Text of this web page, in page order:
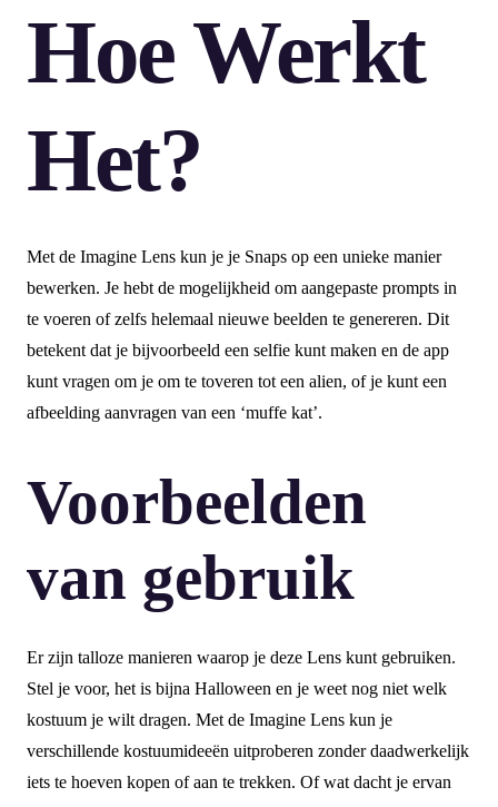
Hoe Werkt
Het?
Met de Imagine Lens kun je je Snaps op een unieke manier
bewerken. Je hebt de mogelijkheid om aangepaste prompts in
te voeren of zelfs helemaal nieuwe beelden te genereren. Dit
betekent dat je bijvoorbeeld een selfie kunt maken en de app
kunt vragen om je om te toveren tot een alien, of je kunt een
afbeelding aanvragen van een ‘muffe kat’.
Voorbeelden
van gebruik
Er zijn talloze manieren waarop je deze Lens kunt gebruiken.
Stel je voor, het is bijna Halloween en je weet nog niet welk
kostuum je wilt dragen. Met de Imagine Lens kun je
verschillende kostuumideeën uitproberen zonder daadwerkelijk
iets te hoeven kopen of aan te trekken. Of wat dacht je ervan